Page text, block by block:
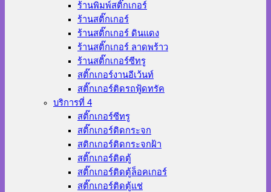
ร้านพิมพ์สติ๊กเกอร์
ร้านสติ๊กเกอร์
ร้านสติ๊กเกอร์ ดินแดง
ร้านสติ๊กเกอร์ ลาดพร้าว
ร้านสติ๊กเกอร์ซีทรู
สติ๊กเกอร์งานอีเว้นท์
สติ๊กเกอร์ติดรถฟู้ดทรัค
บริการที่ 4
สติ๊กเกอร์ซีทรู
สติ๊กเกอร์ติดกระจก
สติกเกอร์ติดกระจกฝ้า
สติ๊กเกอร์ติดตู้
สติ๊กเกอร์ติดตู้ล็อคเกอร์
สติ๊กเกอร์ติดตู้แช่